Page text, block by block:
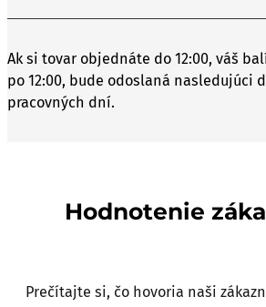
Ak si tovar objednáte do 12:00, váš
po 12:00, bude odoslaná nasledujúci
pracovných dní.
Hodnotenie
Prečítajte si, čo hovoria naši